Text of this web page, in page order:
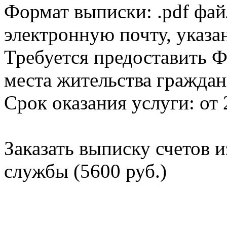
Формат выписки: .pdf
электронную почту,
Требуется
места жительства
Срок оказания услуги: от
Заказать выписку счетов
службы (5600 руб.)